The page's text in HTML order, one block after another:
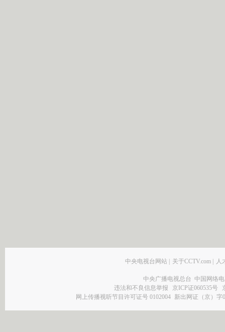
中央电视台网站 | 关于CCTV.com | 人
中央广播电视总台 中国网络
违法和不良信息举报
京ICP证060535号
网上传播视听节目许可证号 0102004 新出网证（京）